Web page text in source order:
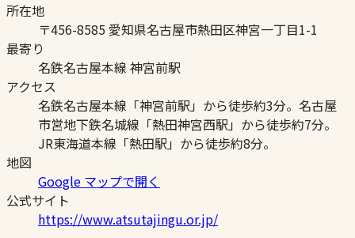
所在地
〒456-8585 愛知県名古屋市熱田区神宮一丁目1-1
最寄り
名鉄名古屋本線 神宮前駅
アクセス
名鉄名古屋本線「神宮前駅」から徒歩約3分。名古屋
市営地下鉄名城線「熱田神宮西駅」から徒歩約7分。
JR東海道本線「熱田駅」から徒歩約8分。
地図
Google マップで開く
公式サイト
https://www.atsutajingu.or.jp/